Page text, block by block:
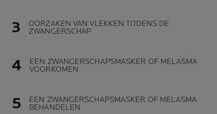
OORZAKEN VAN VLEKKEN TIJDENS DE
ZWANGERSCHAP
EEN ZWANGERSCHAPSMASKER OF MELASMA
VOORKOMEN
EEN ZWANGERSCHAPSMASKER OF MELASMA
BEHANDELEN